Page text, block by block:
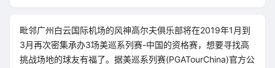
毗邻广州白云国际机场的风神高尔夫俱乐部将在2019年1月到
3月再次密集承办3场美巡系列赛-中国的资格赛，想要寻找高
挑战场地的球友有福了。据美巡系列赛(PGATourChina)官方公